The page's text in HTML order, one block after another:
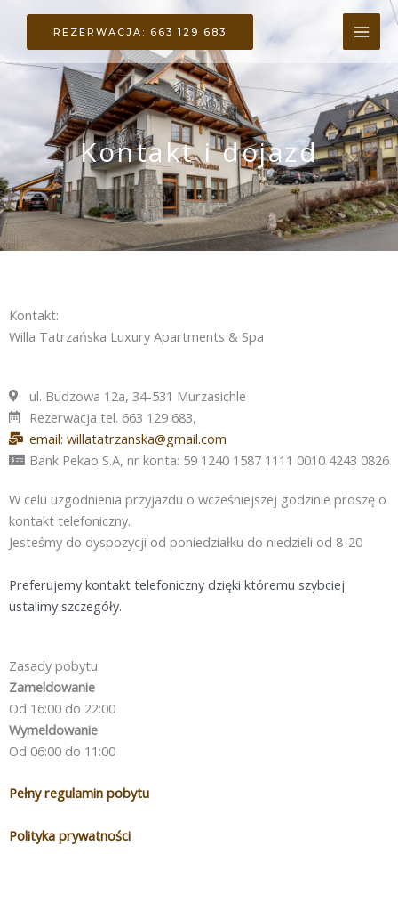
Przejdź
treści
REZERWACJA: 663 129 683
Kontakt i dojazd
Kontakt:
Willa Tatrzańska Luxury Apartments & Spa
ul. Budzowa 12a, 34-531 Murzasichle
Rezerwacja tel. 663 129 683,
email: willatatrzanska@gmail.com
Bank Pekao S.A, nr konta: 59 1240 1587 1111 0010 4243 0826
W celu uzgodnienia przyjazdu o wcześniejszej godzinie proszę o
kontakt telefoniczny.
Jesteśmy do dyspozycji od poniedziałku do niedzieli od 8-20
Preferujemy kontakt telefoniczny dzięki któremu szybciej
ustalimy szczegóły.
Zasady pobytu:
Zameldowanie
Od 16:00 do 22:00
Wymeldowanie
Od 06:00 do 11:00
Pełny regulamin pobytu
Polityka prywatności